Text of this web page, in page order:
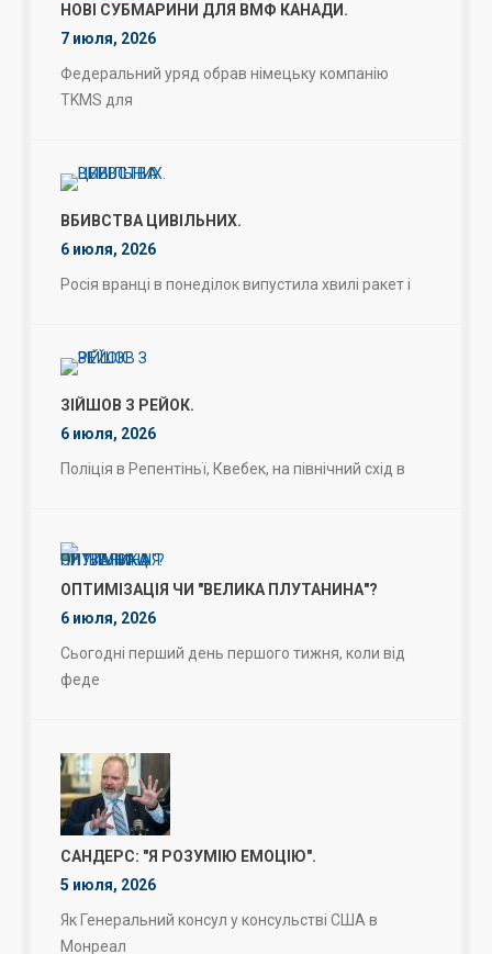
НОВІ СУБМАРИНИ ДЛЯ ВМФ КАНАДИ.
7 июля, 2026
Федеральний уряд обрав німецьку компанію
TKMS для
ВБИВСТВА ЦИВІЛЬНИХ.
6 июля, 2026
Росія вранці в понеділок випустила хвилі ракет і
ЗІЙШОВ З РЕЙОК.
6 июля, 2026
Поліція в Репентіньї, Квебек, на північний схід в
ОПТИМІЗАЦІЯ ЧИ "ВЕЛИКА ПЛУТАНИНА"?
6 июля, 2026
Сьогодні перший день першого тижня, коли від
феде
САНДЕРС: "Я РОЗУМІЮ ЕМОЦІЮ".
5 июля, 2026
Як Генеральний консул у консульстві США в
Монреал